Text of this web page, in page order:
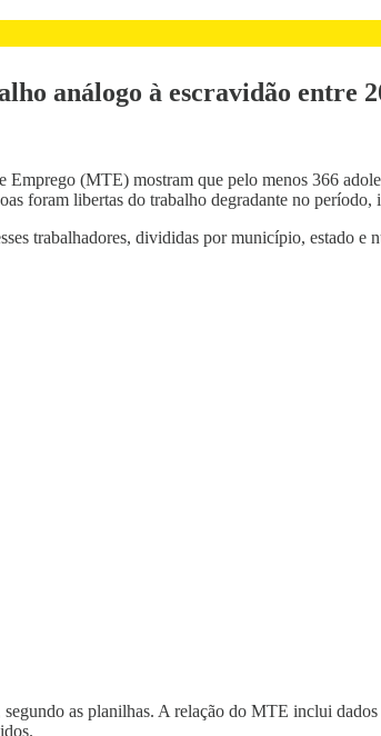
análogo à escravidão entre
(MTE) mostram que pelo menos 366
foram libertas do trabalho degradante no
trabalhadores, divididas por município, estado e
segundo as planilhas. A relação do MTE inclui